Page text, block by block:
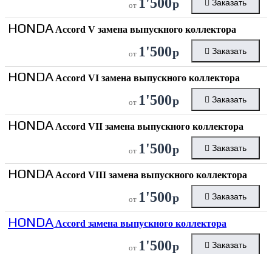
от р Заказать
HONDA Accord V замена выпускного коллектора
от 1'500р Заказать
HONDA Accord VI замена выпускного коллектора
от 1'500р Заказать
HONDA Accord VII замена выпускного коллектора
от 1'500р Заказать
HONDA Accord VIII замена выпускного коллектора
от 1'500р Заказать
HONDA Accord замена выпускного коллектора
от 1'500р Заказать